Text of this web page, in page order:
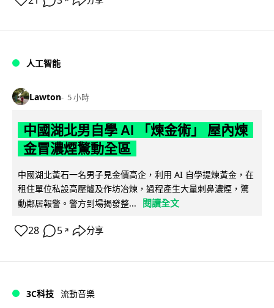
人工智能
Lawton 5 小時
中國湖北男自學 AI 「煉金術」 屋內煉
金冒濃煙驚動全區
中國湖北黃石一名男子見金價高企，利用 AI 自學提煉黃金，在
租住單位私設高壓爐及作坊冶煉，過程產生大量刺鼻濃煙，驚
動鄰居報警。警方到場揭發整...
閱讀全文
28 5 ↗ 分享
3C科技 流動音樂